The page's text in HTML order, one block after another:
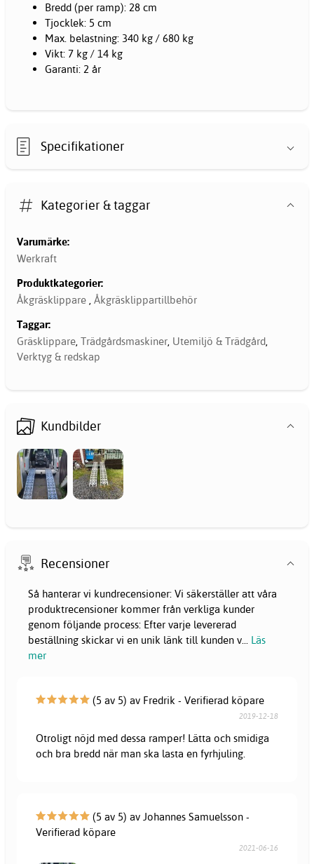
Bredd (per ramp): 28 cm
Tjocklek: 5 cm
Max. belastning: 340 kg / 680 kg
Vikt: 7 kg / 14 kg
Garanti: 2 år
Specifikationer
Kategorier & taggar
Varumärke:
Werkraft
Produktkategorier:
Åkgräsklippare Åkgräsklippartillbehör
Taggar:
Gräsklippare Trädgårdsmaskiner Utemiljö & Trädgård
Verktyg & redskap
Kundbilder
Recensioner
Så hanterar vi kundrecensioner: Vi säkerställer att våra
produktrecensioner kommer från verkliga kunder
genom följande process: Efter varje levererad
beställning skickar vi en unik länk till kunden v... Läs
mer
(5 av 5) av Fredrik - Verifierad köpare
2019-12-18
Otroligt nöjd med dessa ramper! Lätta och smidiga
och bra bredd när man ska lasta en fyrhjuling.
(5 av 5) av Johannes Samuelsson -
Verifierad köpare
2021-06-16